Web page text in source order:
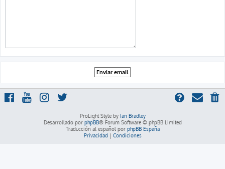
ProLight Style by Ian Bradley
Desarrollado por phpBB® Forum Software © phpBB Limited
Traducción al español por phpBB España
Privacidad| Condiciones